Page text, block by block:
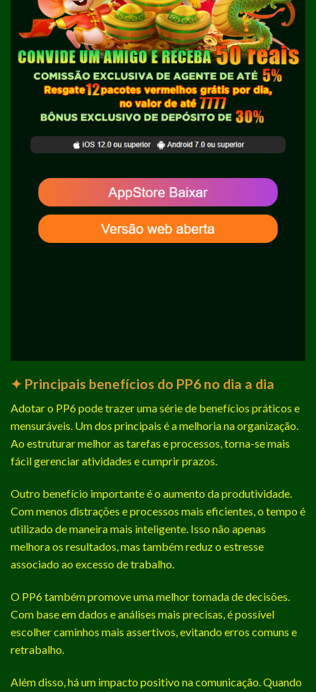
✦ Principais benefícios do PP6 no dia a dia
Adotar o PP6 pode trazer uma série de benefícios práticos e
mensuráveis. Um dos principais é a melhoria na organização.
Ao estruturar melhor as tarefas e processos, torna-se mais
fácil gerenciar atividades e cumprir prazos.
Outro benefício importante é o aumento da produtividade.
Com menos distrações e processos mais eficientes, o tempo é
utilizado de maneira mais inteligente. Isso não apenas
melhora os resultados, mas também reduz o estresse
associado ao excesso de trabalho.
O PP6 também promove uma melhor tomada de decisões.
Com base em dados e análises mais precisas, é possível
escolher caminhos mais assertivos, evitando erros comuns e
retrabalho.
Além disso, há um impacto positivo na comunicação. Quando